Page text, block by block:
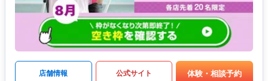
店舗情報 公式サイト 体験・相談予約